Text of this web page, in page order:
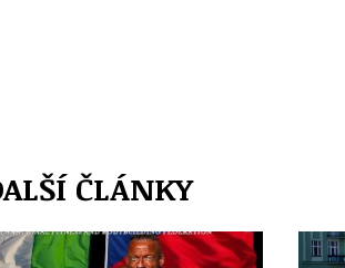
ČLÁNKY